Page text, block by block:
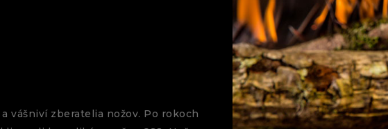
vášniví zberatelia nožov. Po rokoch